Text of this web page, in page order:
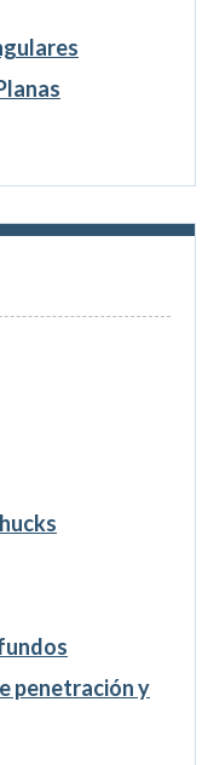
penetración y